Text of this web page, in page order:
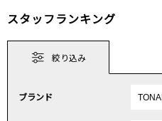
スタッフランキング
絞り込み
ブランド